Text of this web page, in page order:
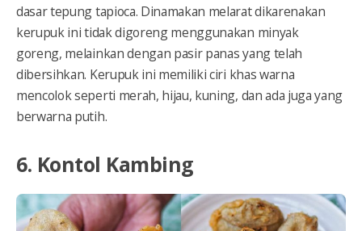
dasar tepung tapioca. Dinamakan melarat dikarenakan
kerupuk ini tidak digoreng menggunakan minyak
goreng, melainkan dengan pasir panas yang telah
dibersihkan. Kerupuk ini memiliki ciri khas warna
mencolok seperti merah, hijau, kuning, dan ada juga yang
berwarna putih.
6. Kontol Kambing